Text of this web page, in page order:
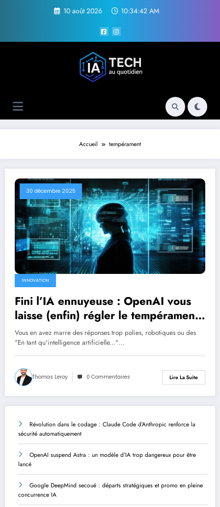
10 août 2026 10:34:42 AM
Accueil tempérament
Révolution dans le codage : Claude Code d’Anthropic renforce la
sécurité automatiquement
OpenAI suspend Astra : un modèle d’IA trop dangereux pour être
lancé
Google DeepMind secoué : départs stratégiques et promo en pleine
concurrence IA
30 décembre 2025
INNOVATION
Fini l’IA ennuyeuse : OpenAI vous
laisse (enfin) régler le tempérament
de ChatGPT
Vous en avez marre des réponses trop polies, robotiques ou des
"En tant qu'intelligence artificielle..."…
Thomas Leroy 0 Commentaires Lire La Suite